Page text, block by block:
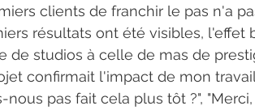
clients de franchir le pas n'a
résultats ont été visibles, l'effet
de studios à celle de mas de
confirmait l'impact de mon
nous pas fait cela plus tôt ?",